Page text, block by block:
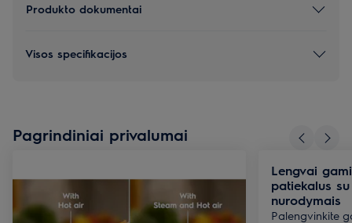
Produkto dokumentai
Visos specifikacijos
Pagrindiniai privalumai
Lengvai
patiekalus
nurodymais
Palengvinkite